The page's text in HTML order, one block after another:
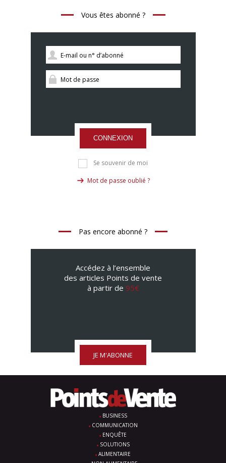
Vous êtes abonné ?
CONNEXION
Se souvenir de moi
Mot de passe oublié ?
Pas encore abonné ?
Accédez à l’ensemble
des articles Points de vente
à partir de 95€
JE M'ABONNE
BUSINESS
COMMUNICATION
ENQUÊTE
SOLUTIONS
ALIMENTAIRE